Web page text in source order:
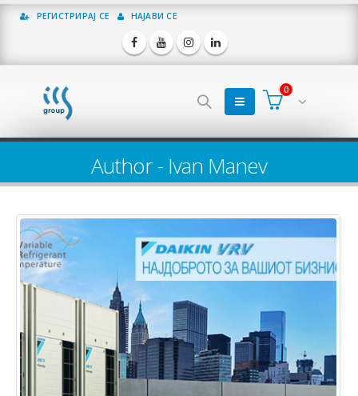
РЕГИСТРИРАЈ СЕ НАЈАВИ СЕ
0
Author - Ivan Manev